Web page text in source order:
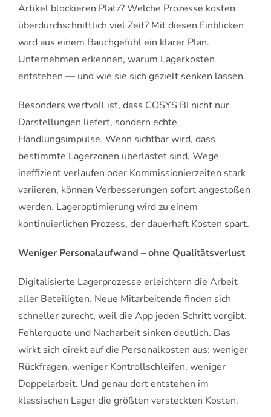
Artikel blockieren Platz? Welche Prozesse kosten
überdurchschnittlich viel Zeit? Mit diesen Einblicken
wird aus einem Bauchgefühl ein klarer Plan.
Unternehmen erkennen, warum Lagerkosten
entstehen — und wie sie sich gezielt senken lassen.
Besonders wertvoll ist, dass COSYS BI nicht nur
Darstellungen liefert, sondern echte
Handlungsimpulse. Wenn sichtbar wird, dass
bestimmte Lagerzonen überlastet sind, Wege
ineffizient verlaufen oder Kommissionierzeiten stark
variieren, können Verbesserungen sofort angestoßen
werden. Lageroptimierung wird zu einem
kontinuierlichen Prozess, der dauerhaft Kosten spart.
Weniger Personalaufwand – ohne Qualitätsverlust
Digitalisierte Lagerprozesse erleichtern die Arbeit
aller Beteiligten. Neue Mitarbeitende finden sich
schneller zurecht, weil die App jeden Schritt vorgibt.
Fehlerquote und Nacharbeit sinken deutlich. Das
wirkt sich direkt auf die Personalkosten aus: weniger
Rückfragen, weniger Kontrollschleifen, weniger
Doppelarbeit. Und genau dort entstehen im
klassischen Lager die größten versteckten Kosten.